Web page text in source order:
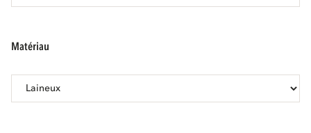
matériau